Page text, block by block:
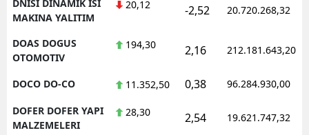
DNISI DINAMIK ISI
MAKINA YALITIM
20,12 -2,52 20.720.268,32
DOAS DOGUS
OTOMOTIV
194,30 2,16 212.181.643,20
DOCO DO-CO 11.352,50 0,38 96.284.930,00
DOFER DOFER YAPI
MALZEMELERI
28,30 2,54 19.621.747,32